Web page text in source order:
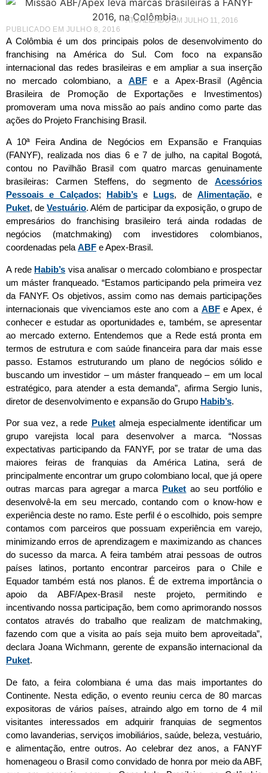
PUBLICADO EM JULHO 8, 2016
– ATUALIZADO EM JULHO 11, 2016
A Colômbia é um dos principais polos de desenvolvimento do
franchising na América do Sul. Com foco na expansão
internacional das redes brasileiras e em ampliar a sua inserção
no mercado colombiano, a ABFe a Apex-Brasil (Agência
Brasileira de Promoção de Exportações e Investimentos)
promoveram uma nova missão ao país andino como parte das
ações do Projeto Franchising Brasil.
A 10ª Feira Andina de Negócios em Expansão e Franquias
(FANYF), realizada nos dias 6 e 7 de julho, na capital Bogotá,
contou no Pavilhão Brasil com quatro marcas genuinamente
brasileiras: Carmen Steffens, do segmento de Acessórios
Pessoais e Calçados; Habib’se Lugs, de Alimentação, e
Puket, deVestuário. Além de participar da exposição, o grupo de
empresários do franchising brasileiro terá ainda rodadas de
negócios (matchmaking) com investidores colombianos,
coordenadas pela ABF e Apex-Brasil.
A rede Habib’s visa analisar o mercado colombiano e prospectar
um máster franqueado. “Estamos participando pela primeira vez
da FANYF. Os objetivos, assim como nas demais participações
internacionais que vivenciamos este ano com a ABFe Apex, é
conhecer e estudar as oportunidades e, também, se apresentar
ao mercado externo. Entendemos que a Rede está pronta em
termos de estrutura e com saúde financeira para dar mais esse
passo. Estamos estruturando um plano de negócios sólido e
buscando um investidor – um máster franqueado – em um local
estratégico, para atender a esta demanda”, afirma Sergio Iunis,
diretor de desenvolvimento e expansão do Grupo Habib’s.
Por sua vez, a rede Puketalmeja especialmente identificar um
grupo varejista local para desenvolver a marca. “Nossas
expectativas participando da FANYF, por se tratar de uma das
maiores feiras de franquias da América Latina, será de
principalmente encontrar um grupo colombiano local, que já opere
outras marcas para agregar a marca Puket ao seu portfólio e
desenvolvê-la em seu mercado, contando com o know-how e
experiência deste no ramo. Este perfil é o escolhido, pois sempre
contamos com parceiros que possuam experiência em varejo,
minimizando erros de aprendizagem e maximizando as chances
do sucesso da marca. A feira também atrai pessoas de outros
países latinos, portanto encontrar parceiros para o Chile e
Equador também está nos planos. É de extrema importância o
apoio da ABF/Apex-Brasil neste projeto, permitindo e
incentivando nossa participação, bem como aprimorando nossos
contatos através do trabalho que realizam de matchmaking,
fazendo com que a visita ao país seja muito bem aproveitada”,
declara Joana Wichmann, gerente de expansão internacional da
Puket.
De fato, a feira colombiana é uma das mais importantes do
Continente. Nesta edição, o evento reuniu cerca de 80 marcas
expositoras de vários países, atraindo algo em torno de 4 mil
visitantes interessados em adquirir franquias de segmentos
como lavanderias, serviços imobiliários, saúde, beleza, vestuário,
e alimentação, entre outros. Ao celebrar dez anos, a FANYF
homenageou o Brasil como convidado de honra por meio da ABF,